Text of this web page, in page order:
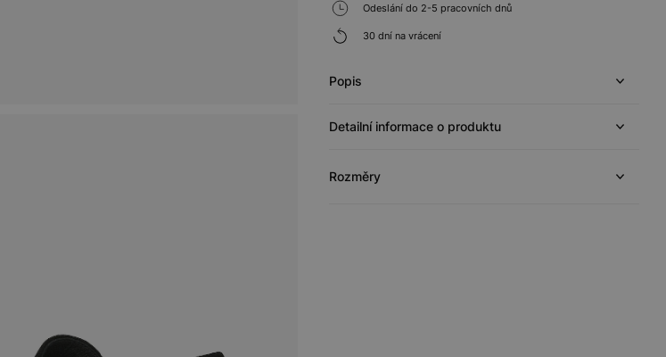
Odeslání do 2-5 pracovních dnů
30 dní na vrácení
Popis
Detailní informace o produktu
Rozměry